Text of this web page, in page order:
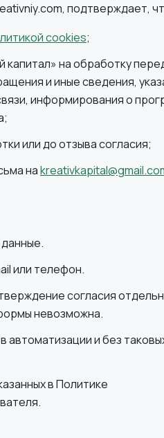
подтверждает,
cookies;
на обработку
и иные сведения,
информирования о
или до отзыва согласия;
на
или телефон.
согласия
невозможна.
и без
в Политике